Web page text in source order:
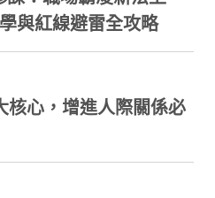
與紅線避雷全攻略
核心，增進人際關係必